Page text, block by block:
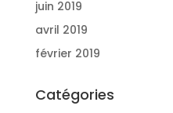
juin 2019
avril 2019
février 2019
Catégories